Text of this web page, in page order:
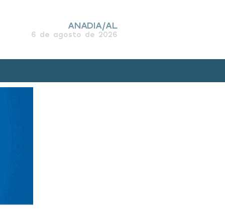
ANADIA/AL
6 de agosto de 2026